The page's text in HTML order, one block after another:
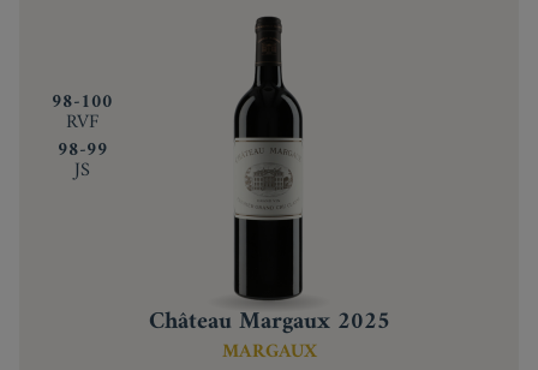
‍98-100
RVF
‍98-99
JS
Château Margaux 2025
MARGAUX